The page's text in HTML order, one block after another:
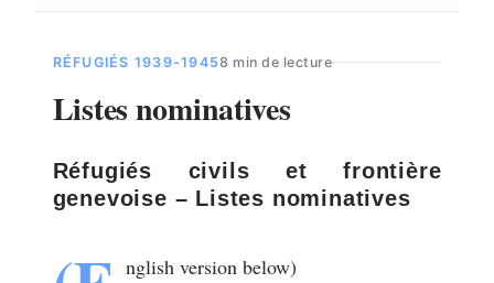
RÉFUGIÉS 1939-19458 min de lecture
Listes nominatives
Réfugiés civils et frontière
genevoise – Listes nominatives
nglish version below)